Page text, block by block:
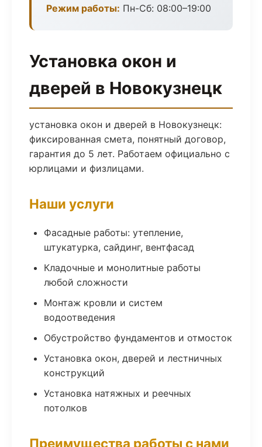
Режим работы: Пн-Сб: 08:00–19:00
Установка окон и
дверей в Новокузнецк
установка окон и дверей в Новокузнецк:
фиксированная смета, понятный договор,
гарантия до 5 лет. Работаем официально с
юрлицами и физлицами.
Наши услуги
Фасадные работы: утепление,
штукатурка, сайдинг, вентфасад
Кладочные и монолитные работы
любой сложности
Монтаж кровли и систем
водоотведения
Обустройство фундаментов и отмосток
Установка окон, дверей и лестничных
конструкций
Установка натяжных и реечных
потолков
Преимущества работы с нами